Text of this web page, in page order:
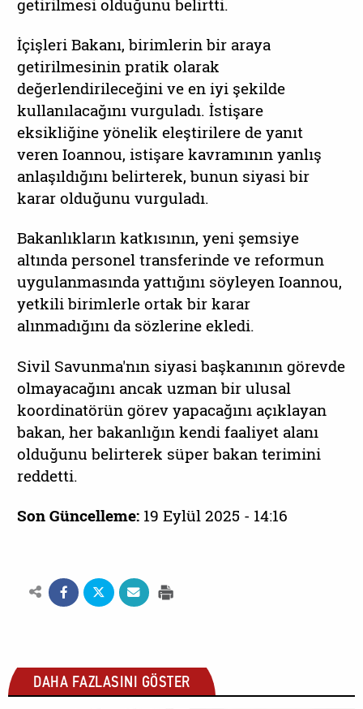
getirilmesi olduğunu belirtti.
İçişleri Bakanı, birimlerin bir araya
getirilmesinin pratik olarak
değerlendirileceğini ve en iyi şekilde
kullanılacağını vurguladı. İstişare
eksikliğine yönelik eleştirilere de yanıt
veren Ioannou, istişare kavramının yanlış
anlaşıldığını belirterek, bunun siyasi bir
karar olduğunu vurguladı.
Bakanlıkların katkısının, yeni şemsiye
altında personel transferinde ve reformun
uygulanmasında yattığını söyleyen Ioannou,
yetkili birimlerle ortak bir karar
alınmadığını da sözlerine ekledi.
Sivil Savunma'nın siyasi başkanının görevde
olmayacağını ancak uzman bir ulusal
koordinatörün görev yapacağını açıklayan
bakan, her bakanlığın kendi faaliyet alanı
olduğunu belirterek süper bakan terimini
reddetti.
Son Güncelleme: 19 Eylül 2025 - 14:16
DAHA FAZLASINI GÖSTER